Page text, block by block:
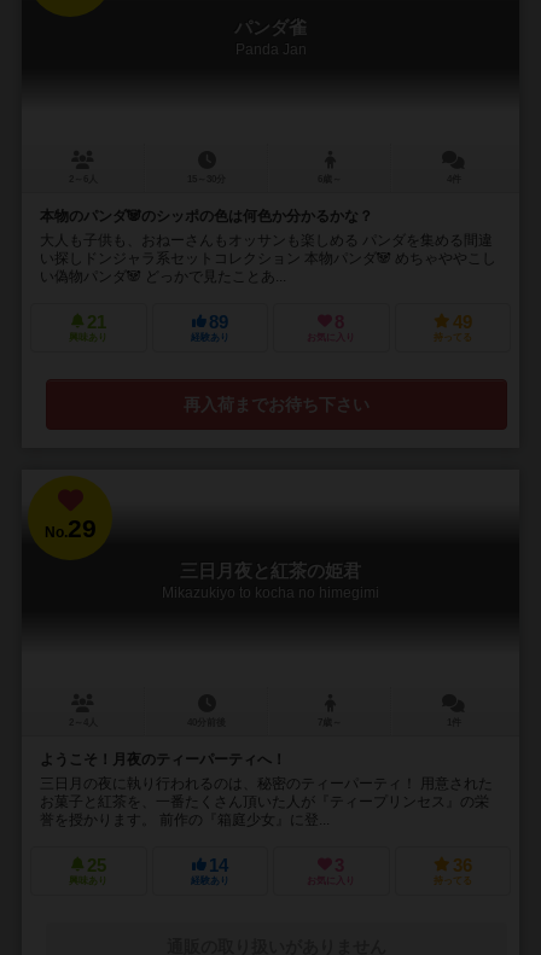
パンダ雀
Panda Jan
本物のパンダ🐼のシッポの色は何色か分かるかな？
大人も子供も、おねーさんもオッサンも楽しめる パンダを集める間違
い探しドンジャラ系セットコレクション 本物パンダ🐼 めちゃややこし
い偽物パンダ🐼 どっかで見たことあ...
21
興味あり
89
経験あり
8
お気に入り
49
持ってる
再入荷までお待ち下さい
No.29
三日月夜と紅茶の姫君
Mikazukiyo to kocha no himegimi
ようこそ！月夜のティーパーティへ！
三日月の夜に執り行われるのは、秘密のティーパーティ！ 用意された
お菓子と紅茶を、一番たくさん頂いた人が『ティープリンセス』の栄
誉を授かります。 前作の『箱庭少女』に登...
25
興味あり
14
経験あり
3
お気に入り
36
持ってる